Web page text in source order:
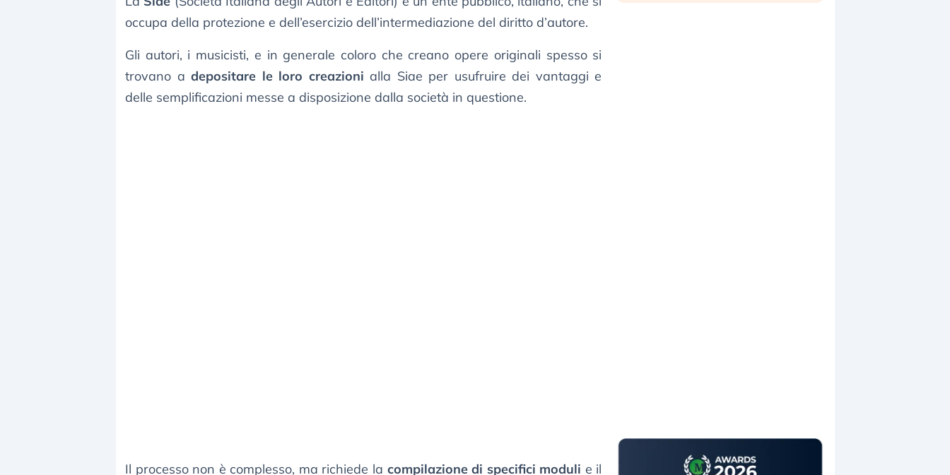
occupa della protezione e dell’esercizio dell’intermediazione del diritto d’autore.
Gli autori, i musicisti, e in generale coloro che creano opere originali spesso si
trovano adepositare le loro creazioni alla Siae per usufruire dei vantaggi e
delle semplificazioni messe a disposizione dalla società in questione.
Il processo non è complesso, ma richiede la compilazione di specifici moduli e il